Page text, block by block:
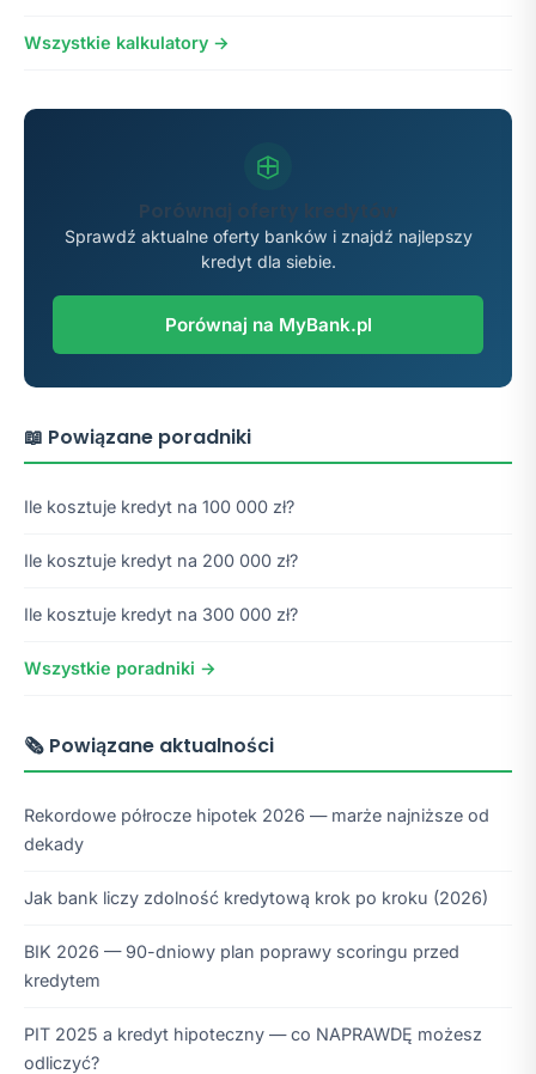
Wszystkie kalkulatory →
Porównaj oferty kredytów
Sprawdź aktualne oferty banków i znajdź najlepszy
kredyt dla siebie.
Porównaj na MyBank.pl
📖 Powiązane poradniki
Ile kosztuje kredyt na 100 000 zł?
Ile kosztuje kredyt na 200 000 zł?
Ile kosztuje kredyt na 300 000 zł?
Wszystkie poradniki →
🗞️ Powiązane aktualności
Rekordowe półrocze hipotek 2026 — marże najniższe od
dekady
Jak bank liczy zdolność kredytową krok po kroku (2026)
BIK 2026 — 90-dniowy plan poprawy scoringu przed
kredytem
PIT 2025 a kredyt hipoteczny — co NAPRAWDĘ możesz
odliczyć?